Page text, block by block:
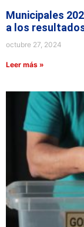
Municipales
a los
octubre 27, 2024
Leer más »